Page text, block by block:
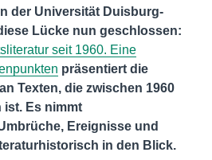
der Universität Duisburg-
Lücke nun geschlossen:
seit 1960. Eine
präsentiert die
Texten, die zwischen 1960
ist. Es nimmt
Ereignisse und
in den Blick.